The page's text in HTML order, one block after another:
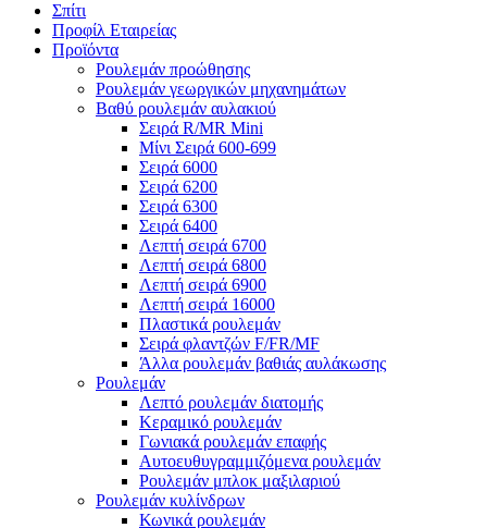
Σπίτι
Προφίλ Εταιρείας
Προϊόντα
Ρουλεμάν προώθησης
Ρουλεμάν γεωργικών μηχανημάτων
Βαθύ ρουλεμάν αυλακιού
Σειρά R/MR Mini
Μίνι Σειρά 600-699
Σειρά 6000
Σειρά 6200
Σειρά 6300
Σειρά 6400
Λεπτή σειρά 6700
Λεπτή σειρά 6800
Λεπτή σειρά 6900
Λεπτή σειρά 16000
Πλαστικά ρουλεμάν
Σειρά φλαντζών F/FR/MF
Άλλα ρουλεμάν βαθιάς αυλάκωσης
Ρουλεμάν
Λεπτό ρουλεμάν διατομής
Κεραμικό ρουλεμάν
Γωνιακά ρουλεμάν επαφής
Αυτοευθυγραμμιζόμενα ρουλεμάν
Ρουλεμάν μπλοκ μαξιλαριού
Ρουλεμάν κυλίνδρων
Κωνικά ρουλεμάν